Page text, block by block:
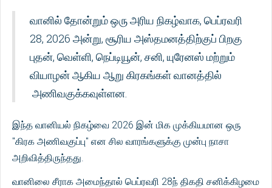
வானில் தோன்றும் ஒரு அரிய நிகழ்வாக, பெப்ரவரி
28, 2026 அன்று, சூரிய அஸ்தமனத்திற்குப் பிறகு
புதன், வெள்ளி, நெப்டியூன், சனி, யுரேனஸ் மற்றும்
வியாழன் ஆகிய ஆறு கிரகங்கள் வானத்தில்
அணிவகுக்கவுள்ளன.
இந்த வானியல் நிகழ்வை 2026 இன் மிக முக்கியமான ஒரு
"கிரக அணிவகுப்பு" என சில வாரங்களுக்கு முன்பு நாசா
அறிவித்திருந்தது.
வானிலை சீராக அமைந்தால் பெப்ரவரி 28ந் திகதி சனிக்கிழமை